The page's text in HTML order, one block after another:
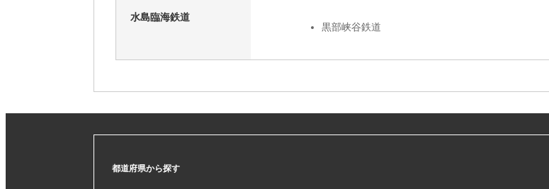
水島臨海鉄道
黒部峡谷鉄道
都道府県から探す